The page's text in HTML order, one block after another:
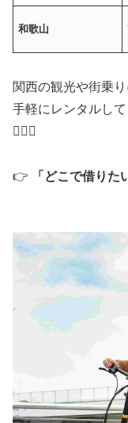
和歌山
関西の観光や街乗り
手軽にレンタルし
🚴‍♂️✨
👉 「どこで借りた